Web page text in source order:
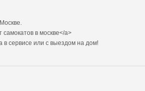
самокатов в москве</a>
в сервисе или с выездом на дом!